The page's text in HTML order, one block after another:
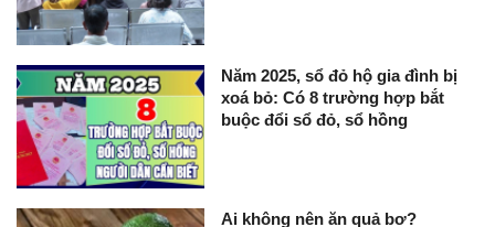
Năm 2025, sổ đỏ hộ gia đình bị
xoá bỏ: Có 8 trường hợp bắt
buộc đổi sổ đỏ, sổ hồng
Ai không nên ăn quả bơ?